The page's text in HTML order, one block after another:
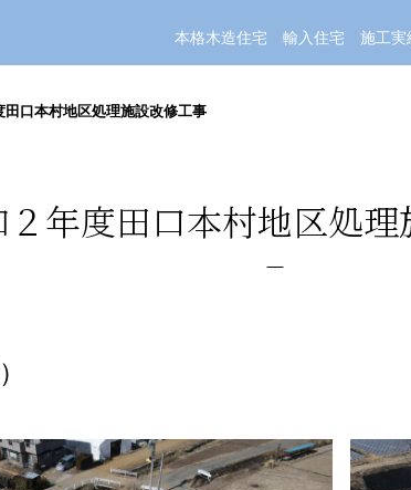
本格木造住宅 輸入住宅 施工実
田口本村地区処理施設改修工事
年度田口本村地区処